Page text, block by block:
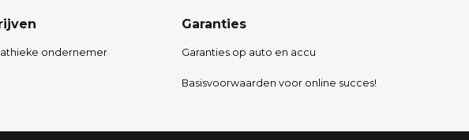
ondernemer
Garanties
Garanties op auto en accu
Basisvoorwaarden voor online succes!